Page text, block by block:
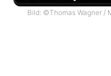
Bild: ©Thomas Wagner /